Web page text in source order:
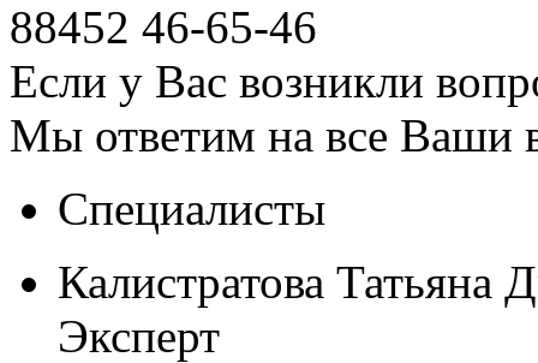
88452 46-65-46
Если у Вас возникли
Мы ответим на все Ваши
Специалисты
Калистратова Татьяна
Эксперт